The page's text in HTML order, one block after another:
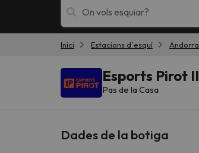
Inici Estacions d´esquí Andorra
Esports Pirot II
Pas de la Casa
Dades de la botiga